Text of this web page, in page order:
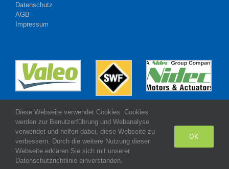
Datenschutz
AGB
Impressum
Made with by Wald Antriebe GmbH
Diese Webseite verwendet Cookies. Cookies
werden zur Benutzerführung und Webanalyse
verwendet und helfen dabei, diese Webseite zu
verbessern. Durch die weitere Nutzung dieser
Webseite erklären Sie sich mit unserer
Datenschutzrichtlinie einverstanden.
OK